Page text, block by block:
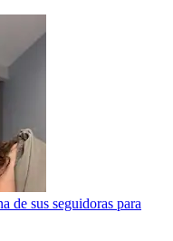
de sus seguidoras para